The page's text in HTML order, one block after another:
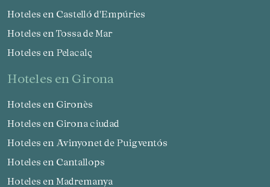
Hoteles en Castelló d'Empúries
Hoteles en Tossa de Mar
Hoteles en Pelacalç
hoteles en Girona
Hoteles en Gironès
Hoteles en Girona ciudad
Hoteles en Avinyonet de Puigventós
Hoteles en Cantallops
Hoteles en Madremanya